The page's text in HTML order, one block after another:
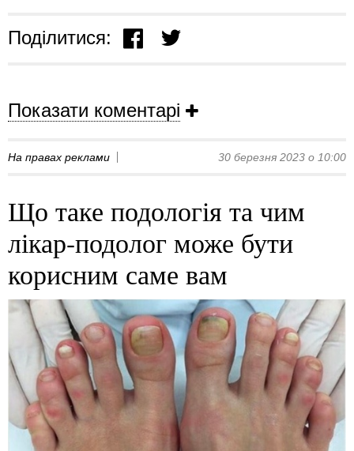
Поділитися:
Показати коментарі
На правах реклами 30 березня 2023 о 10:00
Що таке подологія та чим
лікар-подолог може бути
корисним саме вам